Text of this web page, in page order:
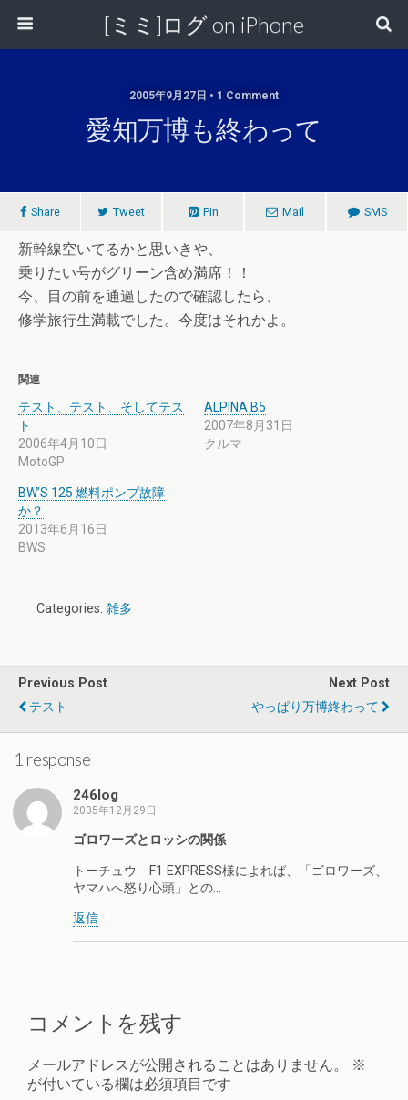
[ミミ]ログ on iPhone
2005年9月27日 • 1 Comment
愛知万博も終わって
Share Tweet Pin Mail SMS
新幹線空いてるかと思いきや、
乗りたい号がグリーン含め満席！！
今、目の前を通過したので確認したら、
修学旅行生満載でした。今度はそれかよ。
関連
テスト、テスト、そしてテス
ト
2006年4月10日
MotoGP
ALPINA B5
2007年8月31日
クルマ
BW’S 125 燃料ポンプ故障
か？
2013年6月16日
BWS
Categories: 雑多
Previous Post
テスト
Next Post
やっぱり万博終わって
1 response
246log
2005年12月29日
ゴロワーズとロッシの関係
トーチュウ F1 EXPRESS様によれば、「ゴロワーズ、
ヤマハへ怒り心頭」との…
返信
コメントを残す
メールアドレスが公開されることはありません。
※
が付いている欄は必須項目です